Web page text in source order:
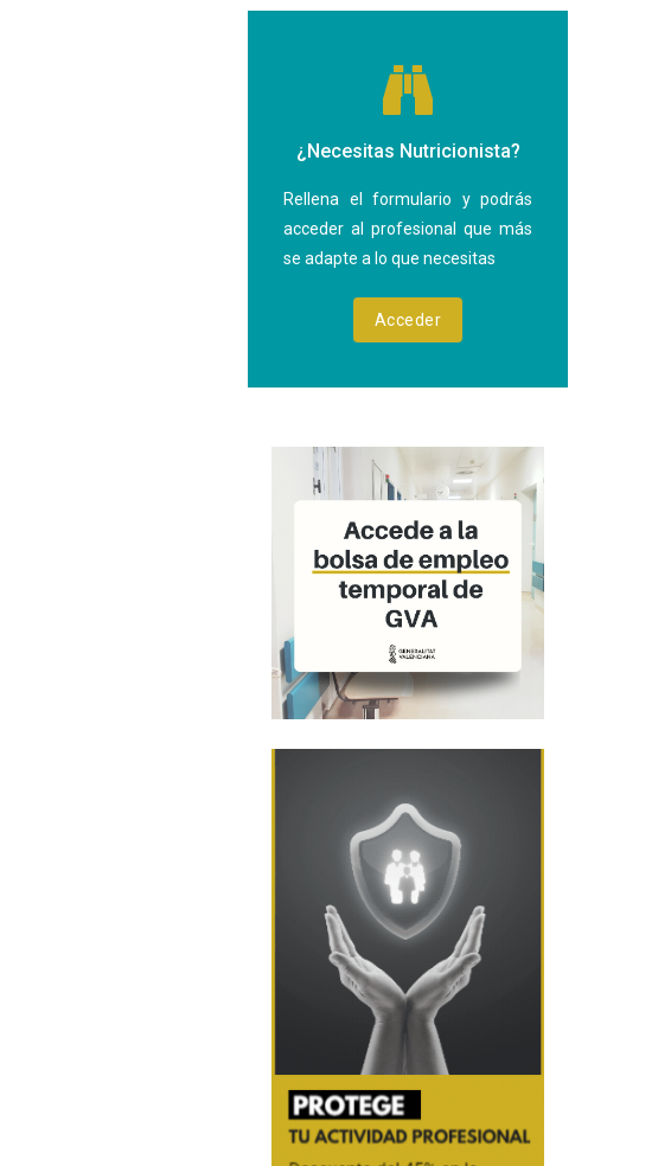
¿Necesitas Nutricionista?
Rellena el formulario y podrás
acceder al profesional que más
se adapte a lo que necesitas
Acceder